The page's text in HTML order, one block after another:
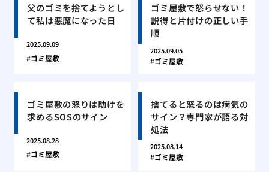
父のゴミを捨てようとし
て私は悪魔になった日
2025.09.09
ゴミ屋敷
ゴミ屋敷で怒らせない！
説得と片付けの正しい手
順
2025.09.05
ゴミ屋敷
ゴミ屋敷の怒りは助けを
求めるSOSのサイン
2025.08.28
ゴミ屋敷
捨てると怒るのは病気の
サイン？専門家が語る対
処法
2025.08.14
ゴミ屋敷